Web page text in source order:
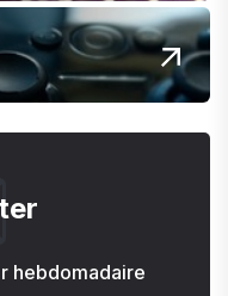
hebdomadaire